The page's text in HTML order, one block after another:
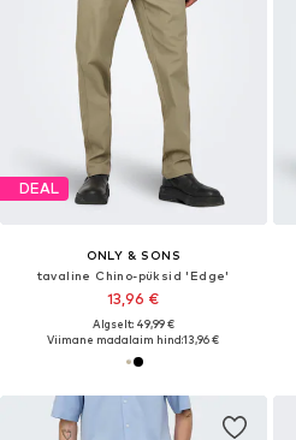
DEAL
ONLY & SONS
tavaline Chino-püksid 'Edge'
13,96 €
Algselt: 49,99 €
Viimane madalaim hind:13,96 €